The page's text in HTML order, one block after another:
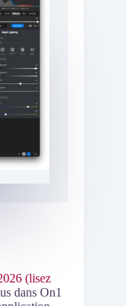
(lisez
dans On1